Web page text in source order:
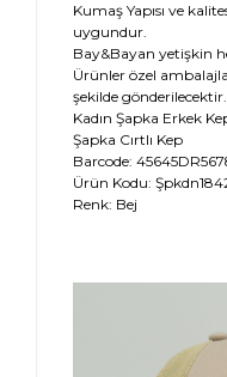
Kumaş Yapısı ve
uygundur.
Bay&Bayan yetişkin
Ürünler özel
şekilde gönderilecektir.
Kadın Şapka Erkek
Şapka Cırtlı Kep
Barcode:
Ürün Kodu:
Renk: Bej